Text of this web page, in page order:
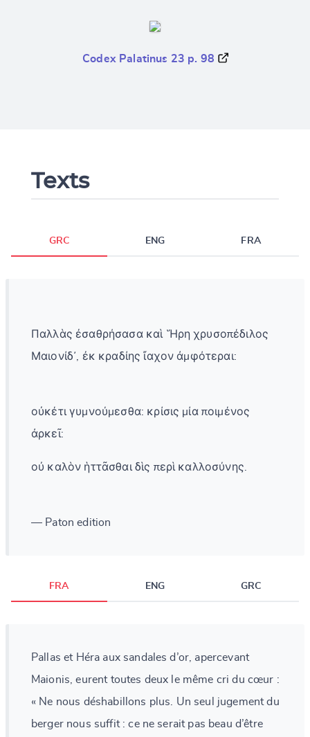
Codex Palatinus 23 p. 98
Texts
GRC ENG FRA
Παλλὰς ἐσαθρήσασα καὶ Ἥρη χρυσοπέδιλος
Μαιονίδ᾽, ἐκ κραδίης ἴαχον ἀμφότεραι:
οὐκέτι γυμνούμεσθα: κρίσις μία ποιμένος
ἀρκεῖ:
οὐ καλὸν ἡττᾶσθαι δὶς περὶ καλλοσύνης.
— Paton edition
FRA ENG GRC
Pallas et Héra aux sandales d’or, apercevant
Maionis, eurent toutes deux le même cri du cœur :
« Ne nous déshabillons plus. Un seul jugement du
berger nous suffit : ce ne serait pas beau d’être